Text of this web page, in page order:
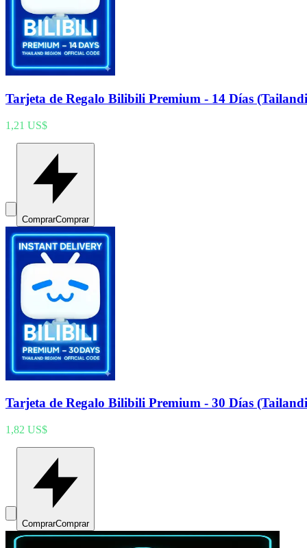
Tarjeta de Regalo Bilibili Premium - 14 Días
1,21 US$
ComprarComprar
Tarjeta de Regalo Bilibili Premium - 30 Días
1,82 US$
ComprarComprar